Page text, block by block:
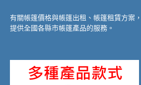
有關帳篷價格與帳篷出租、帳篷租賃方案
提供全國各縣市帳篷產品的服務。